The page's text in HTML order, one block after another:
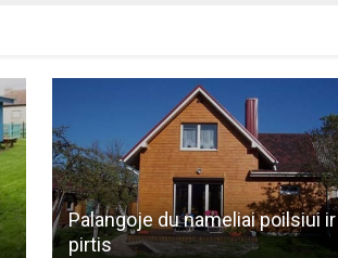
Palangoje du nameliai poilsiui ir
pirtis